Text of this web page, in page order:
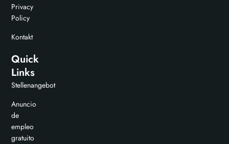
Privacy
Policy
Kontakt
Quick
Links
Stellenangebot
Anuncio
de
empleo
gratuito